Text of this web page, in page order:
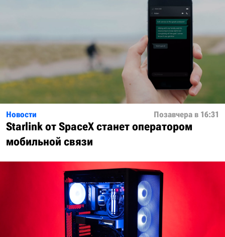
Новости Позавчера в 16:31
Starlink от SpaceX станет оператором
мобильной связи